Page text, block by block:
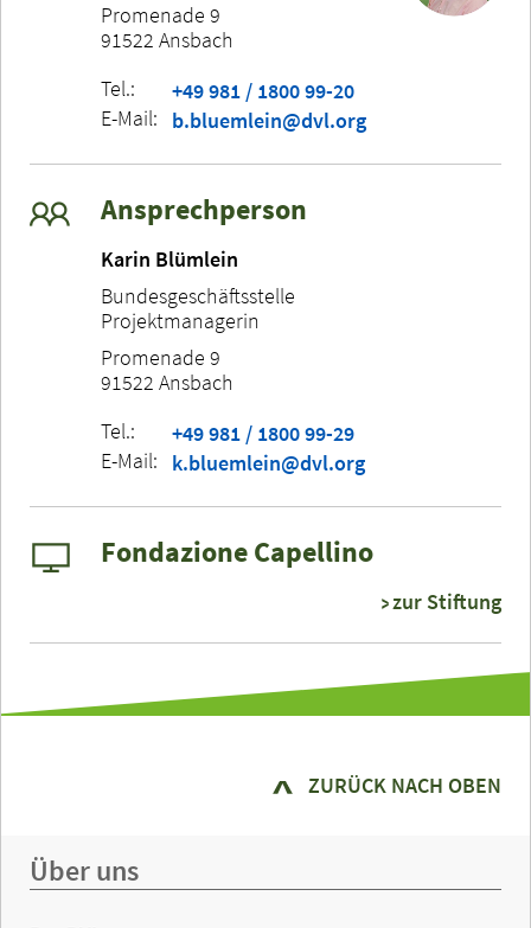
Promenade 9
91522 Ansbach
Tel.:
+49 981 / 1800 99-20
E-Mail:
b.bluemlein@dvl.org
Ansprechperson
Karin Blümlein
Bundesgeschäftsstelle
Projektmanagerin
Promenade 9
91522 Ansbach
Tel.:
+49 981 / 1800 99-29
E-Mail:
k.bluemlein@dvl.org
Fondazione Capellino
zur Stiftung
ZURÜCK NACH OBEN
Über uns